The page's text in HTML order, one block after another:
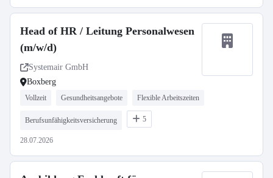
Head of HR / Leitung Personalwesen
(m/w/d)
Systemair GmbH
Boxberg
Vollzeit Gesundheitsangebote Flexible Arbeitszeiten
Berufsunfähigkeitsversicherung 5
28.07.2026